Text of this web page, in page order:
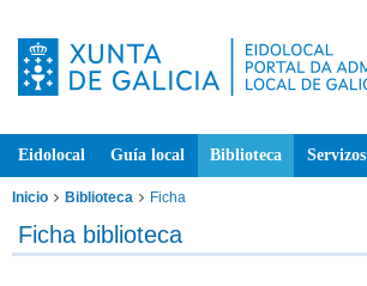
Eidolocal Guía local Biblioteca Servizos
Inicio Biblioteca Ficha
Ficha biblioteca